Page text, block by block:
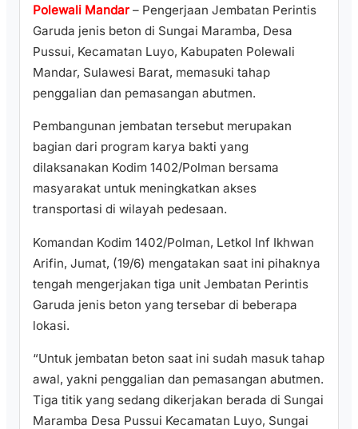
Polewali Mandar – Pengerjaan Jembatan Perintis
Garuda jenis beton di Sungai Maramba, Desa
Pussui, Kecamatan Luyo, Kabupaten Polewali
Mandar, Sulawesi Barat, memasuki tahap
penggalian dan pemasangan abutmen.
Pembangunan jembatan tersebut merupakan
bagian dari program karya bakti yang
dilaksanakan Kodim 1402/Polman bersama
masyarakat untuk meningkatkan akses
transportasi di wilayah pedesaan.
Komandan Kodim 1402/Polman, Letkol Inf Ikhwan
Arifin, Jumat, (19/6) mengatakan saat ini pihaknya
tengah mengerjakan tiga unit Jembatan Perintis
Garuda jenis beton yang tersebar di beberapa
lokasi.
“Untuk jembatan beton saat ini sudah masuk tahap
awal, yakni penggalian dan pemasangan abutmen.
Tiga titik yang sedang dikerjakan berada di Sungai
Maramba Desa Pussui Kecamatan Luyo, Sungai